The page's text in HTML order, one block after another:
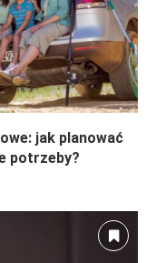
jak planować
potrzeby?